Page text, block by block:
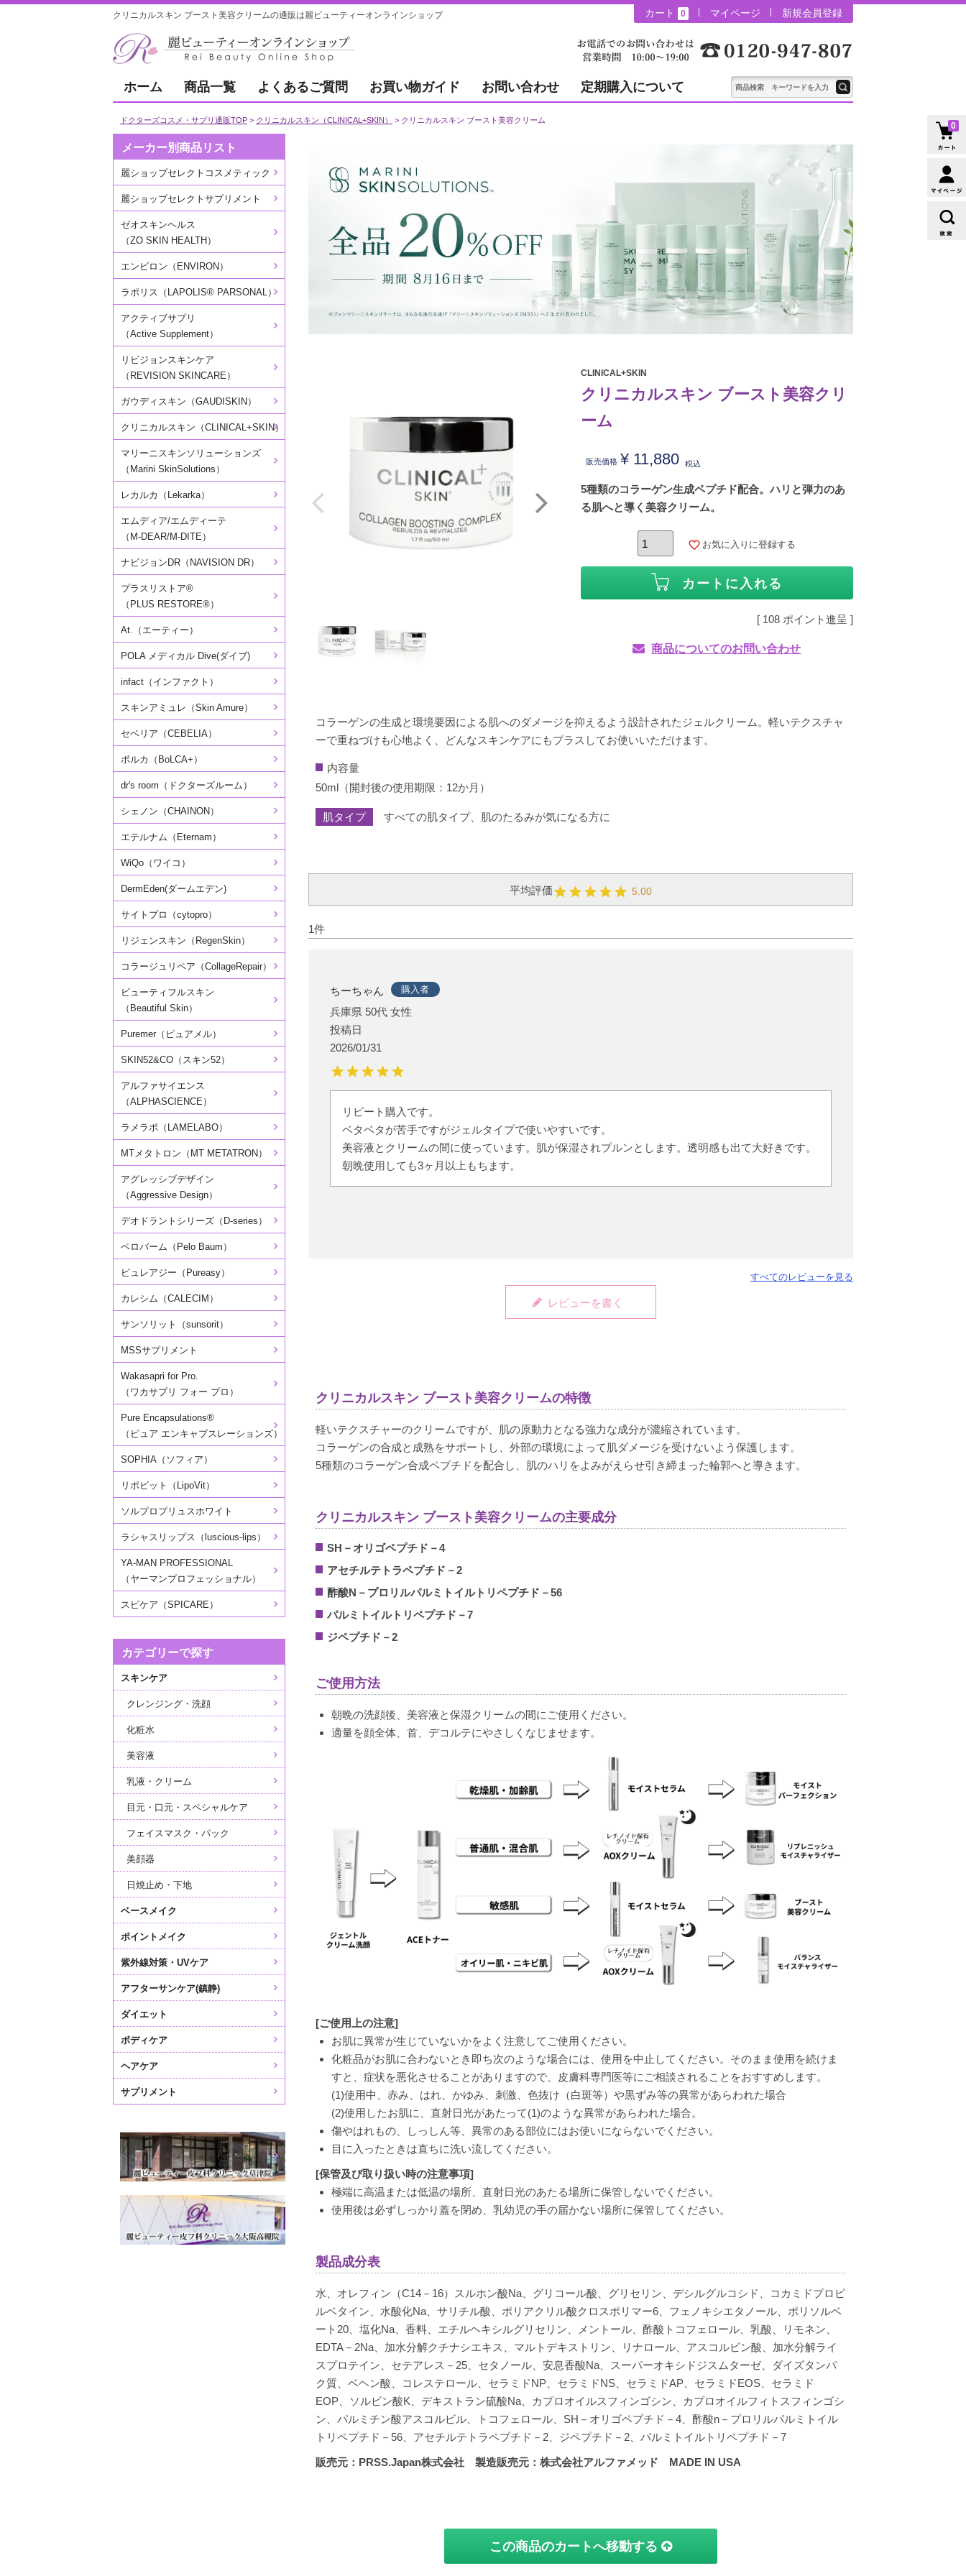
クリニカルスキン ブースト美容クリームの通販は麗ビューティーオンラインショップ カート 0 マイページ 新規会員登録
ホーム 商品一覧 よくあるご質問 お買い物ガイド お問い合わせ 定期購入について
ドクターズコスメ・サプリ通販TOP クリニカルスキン（CLINICAL+SKIN） クリニカルスキン ブースト美容クリーム
CLINICAL+SKIN
クリニカルスキン ブースト美容クリ
ーム
販売価格 ¥ 11,880 税込
5種類のコラーゲン生成ペプチド配合。ハリと弾力のあ
る肌へと導く美容クリーム。
お気に入りに登録する
カートに入れる
[ 108 ポイント進呈 ]
商品についてのお問い合わせ
コラーゲンの生成と環境要因による肌へのダメージを抑えるよう設計されたジェルクリーム。軽いテクスチャ
ーで重ねづけも心地よく、どんなスキンケアにもプラスしてお使いいただけます。
内容量
50ml（開封後の使用期限：12か月）
肌タイプ すべての肌タイプ、肌のたるみが気になる方に
5.00
1
ちーちゃん 購入者
兵庫県 50代 女性
投稿日
2026/01/31
リピート購入です。
ベタベタが苦手ですがジェルタイプで使いやすいです。
美容液とクリームの間に使っています。肌が保湿されプルンとします。透明感も出て大好きです。
朝晩使用しても3ヶ月以上もちます。
すべてのレビューを見る
レビューを書く
クリニカルスキン ブースト美容クリームの特徴
軽いテクスチャーのクリームですが、肌の原動力となる強力な成分が濃縮されています。
コラーゲンの合成と成熟をサポートし、外部の環境によって肌ダメージを受けないよう保護します。
5種類のコラーゲン合成ペプチドを配合し、肌のハリをよみがえらせ引き締まった輪郭へと導きます。
クリニカルスキン ブースト美容クリームの主要成分
SH－オリゴペプチド－4
アセチルテトラペプチド－2
酢酸N－プロリルパルミトイルトリペプチド－56
パルミトイルトリペプチド－7
ジペプチド－2
ご使用方法
朝晩の洗顔後、美容液と保湿クリームの間にご使用ください。
適量を顔全体、首、デコルテにやさしくなじませます。
[ご使用上の注意]
お肌に異常が生じていないかをよく注意してご使用ください。
化粧品がお肌に合わないとき即ち次のような場合には、使用を中止してください。そのまま使用を続けま
すと、症状を悪化させることがありますので、皮膚科専門医等にご相談されることをおすすめします。
(1)使用中、赤み、はれ、かゆみ、刺激、色抜け（白斑等）や黒ずみ等の異常があらわれた場合
(2)使用したお肌に、直射日光があたって(1)のような異常があらわれた場合。
傷やはれもの、しっしん等、異常のある部位にはお使いにならないでください。
目に入ったときは直ちに洗い流してください。
[保管及び取り扱い時の注意事項]
極端に高温または低温の場所、直射日光のあたる場所に保管しないでください。
使用後は必ずしっかり蓋を閉め、乳幼児の手の届かない場所に保管してください。
製品成分表
水、オレフィン（C14－16）スルホン酸Na、グリコール酸、グリセリン、デシルグルコシド、コカミドプロピ
ルベタイン、水酸化Na、サリチル酸、ポリアクリル酸クロスポリマー6、フェノキシエタノール、ポリソルベ
ート20、塩化Na、香料、エチルヘキシルグリセリン、メントール、酢酸トコフェロール、乳酸、リモネン、
EDTA－2Na、加水分解クチナシエキス、マルトデキストリン、リナロール、アスコルビン酸、加水分解ライ
スプロテイン、セテアレス－25、セタノール、安息香酸Na、スーパーオキシドジスムターゼ、ダイズタンパ
ク質、ベヘン酸、コレステロール、セラミドNP、セラミドNS、セラミドAP、セラミドEOS、セラミド
EOP、ソルビン酸K、デキストラン硫酸Na、カプロオイルスフィンゴシン、カプロオイルフィトスフィンゴシ
ン、パルミチン酸アスコルビル、トコフェロール、SH－オリゴペプチド－4、酢酸n－プロリルパルミトイル
トリペプチド－56、アセチルテトラペプチド－2、ジペプチド－2、パルミトイルトリペプチド－7
販売元：PRSS.Japan株式会社 製造販売元：株式会社アルファメッド MADE IN USA
この商品のカートへ移動する
0
メーカー別商品リスト
麗ショップセレクトコスメティック
麗ショップセレクトサプリメント
ゼオスキンヘルス
（ZO SKIN HEALTH）
エンビロン（ENVIRON）
ラポリス（LAPOLIS® PARSONAL）
アクティブサプリ
（Active Supplement）
リビジョンスキンケア
（REVISION SKINCARE）
ガウディスキン（GAUDISKIN）
クリニカルスキン（CLINICAL+SKIN）
マリーニスキンソリューションズ
（Marini SkinSolutions）
レカルカ（Lekarka）
エムディア/エムディーテ
（M-DEAR/M-DITE）
ナビジョンDR（NAVISION DR）
プラスリストア®
（PLUS RESTORE®）
At.（エーティー）
POLA メディカル Dive(ダイブ)
infact（インファクト）
スキンアミュレ（Skin Amure）
セベリア（CEBELIA）
ボルカ（BoLCA+）
dr's room（ドクターズルーム）
シェノン（CHAINON）
エテルナム（Eternam）
WiQo（ワイコ）
DermEden(ダームエデン)
サイトプロ（cytopro）
リジェンスキン（RegenSkin）
コラージュリペア（CollageRepair）
ビューティフルスキン
（Beautiful Skin）
Puremer（ピュアメル）
SKIN52&CO（スキン52）
アルファサイエンス
（ALPHASCIENCE）
ラメラボ（LAMELABO）
MTメタトロン（MT METATRON）
アグレッシブデザイン
（Aggressive Design）
デオドラントシリーズ（D-series）
ペロバーム（Pelo Baum）
ピュレアジー（Pureasy）
カレシム（CALECIM）
サンソリット（sunsorit）
MSSサプリメント
Wakasapri for Pro.
（ワカサプリ フォー プロ）
Pure Encapsulations®
（ピュア エンキャプスレーションズ）
SOPHIA（ソフィア）
リポビット（LipoVit）
ソルプロプリュスホワイト
ラシャスリップス（luscious-lips）
YA-MAN PROFESSIONAL
（ヤーマンプロフェッショナル）
スピケア（SPICARE）
カテゴリーで探す
スキンケア
クレンジング・洗顔
化粧水
美容液
乳液・クリーム
目元・口元・スペシャルケア
フェイスマスク・パック
美顔器
日焼止め・下地
ベースメイク
ポイントメイク
紫外線対策・UVケア
アフターサンケア(鎮静)
ダイエット
ボディケア
ヘアケア
サプリメント